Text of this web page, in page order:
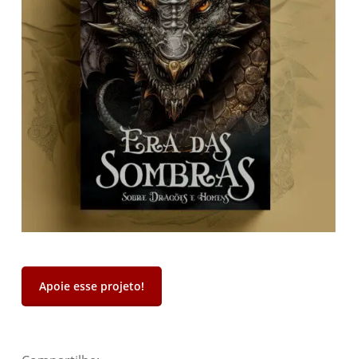
Apoie esse projeto!